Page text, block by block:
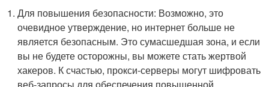
Для повышения безопасности: Возможно, это
очевидное утверждение, но интернет больше не
является безопасным. Это сумасшедшая зона, и если
вы не будете осторожны, вы можете стать жертвой
хакеров. К счастью, прокси-серверы могут шифровать